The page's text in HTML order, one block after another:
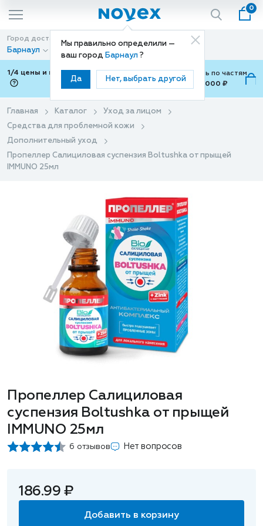
Мы правильно определили —
ваш город Барнаул ?
Да Нет, выбрать другой
0
Город доставки
Барнаул
Способ доставки
Доставка
1/4 цены и покупки ваши с Подели
Можно оплатить по частям
от 700 ₽ до 15,000 ₽
Главная Каталог
Уход за лицом
Средства для проблемной кожи
Дополнительный уход
Пропеллер Салициловая суспензия Boltushka от прыщей
IMMUNO 25мл
Пропеллер Салициловая
суспензия Boltushka от прыщей
IMMUNO 25мл
6 отзывов Нет вопросов
186.99 ₽
Добавить в корзину